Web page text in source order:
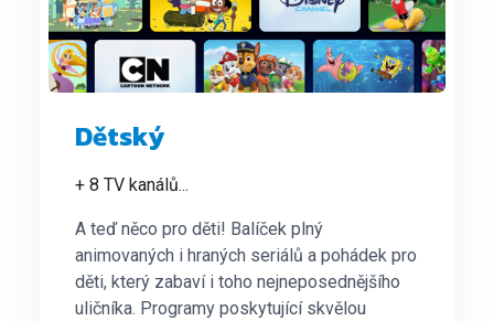
a
Dětský
+ 8 TV kanálů...
A teď něco pro děti! Balíček plný
animovaných i hraných seriálů a pohádek pro
děti, který zabaví i toho nejneposednějšího
uličníka. Programy poskytující skvělou